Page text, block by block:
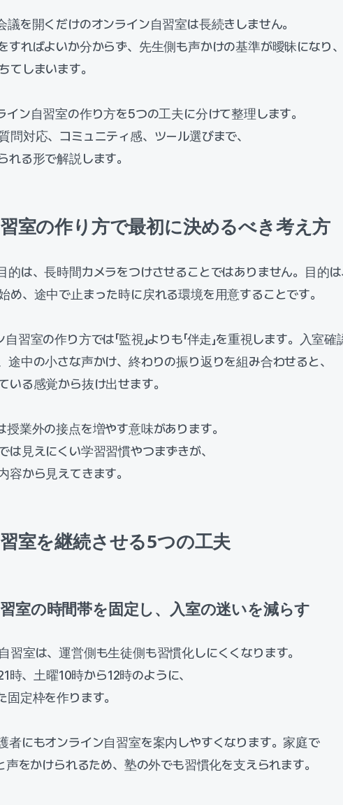
議を開くだけのオンライン自習室は長続きしません。
すればよいか分からず、先生側も声かけの基準が曖昧になり
しまいます。
イン自習室の作り方を5つの工夫に分けて整理します。
問対応、コミュニティ感、ツール選びまで、
る形で解説します。
室の作り方で最初に決めるべき考え方
的は、長時間カメラをつけさせることではありません。目的
め、途中で止まった時に戻れる環境を用意することです。
習室の作り方では「監視」よりも「伴走」を重視します。入室確
途中の小さな声かけ、終わりの振り返りを組み合わせると、
いる感覚から抜け出せます。
授業外の接点を増やす意味があります。
は見えにくい学習習慣やつまずきが、
容から見えてきます。
室を継続させる5つの工夫
室の時間帯を固定し、入室の迷いを減らす
習室は、運営側も生徒側も習慣化しにくくなります。
時、土曜10時から12時のように、
定枠を作ります。
者にもオンライン自習室を案内しやすくなります。家庭で
声をかけられるため、塾の外でも習慣化を支えられます。